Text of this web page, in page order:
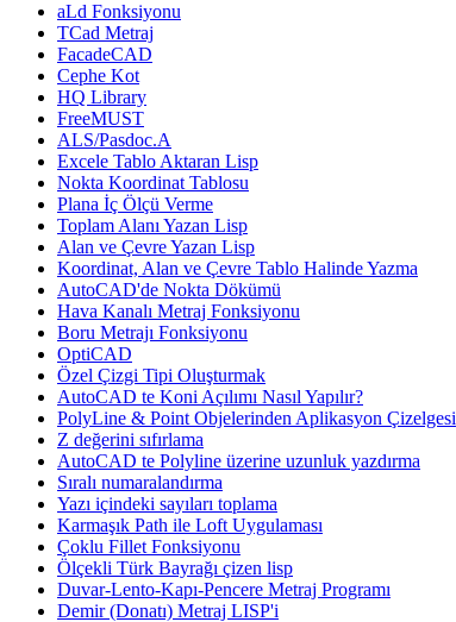
aLd Fonksiyonu
TCad Metraj
FacadeCAD
Cephe Kot
HQ Library
FreeMUST
ALS/Pasdoc.A
Excele Tablo Aktaran Lisp
Nokta Koordinat Tablosu
Plana İç Ölçü Verme
Toplam Alanı Yazan Lisp
Alan ve Çevre Yazan Lisp
Koordinat, Alan ve Çevre Tablo Halinde Yazma
AutoCAD'de Nokta Dökümü
Hava Kanalı Metraj Fonksiyonu
Boru Metrajı Fonksiyonu
OptiCAD
Özel Çizgi Tipi Oluşturmak
AutoCAD te Koni Açılımı Nasıl Yapılır?
PolyLine & Point Objelerinden Aplikasyon Çizelgesi
Z değerini sıfırlama
AutoCAD te Polyline üzerine uzunluk yazdırma
Sıralı numaralandırma
Yazı içindeki sayıları toplama
Karmaşık Path ile Loft Uygulaması
Çoklu Fillet Fonksiyonu
Ölçekli Türk Bayrağı çizen lisp
Duvar-Lento-Kapı-Pencere Metraj Programı
Demir (Donatı) Metraj LISP'i